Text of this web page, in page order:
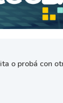
o probá con